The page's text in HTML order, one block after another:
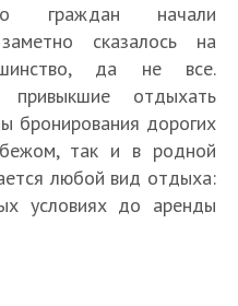
граждан начали
сказалось на
да не все.
привыкшие отдыхать
бронирования дорогих
так и в родной
любой вид отдыха:
условиях до аренды